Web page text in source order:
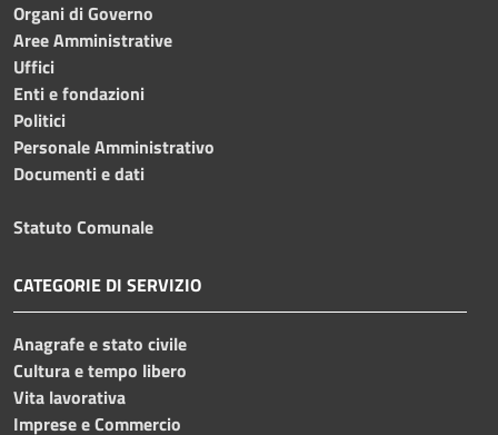
Organi di Governo
Aree Amministrative
Uffici
Enti e fondazioni
Politici
Personale Amministrativo
Documenti e dati
Statuto Comunale
CATEGORIE DI SERVIZIO
Anagrafe e stato civile
Cultura e tempo libero
Vita lavorativa
Imprese e Commercio